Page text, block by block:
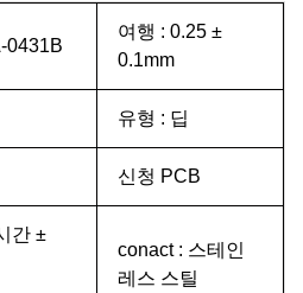
0431B
여행 : 0.25 ±
0.1mm
유형 : 딥
신청 PCB
간 ±
conact : 스테인
레스 스틸